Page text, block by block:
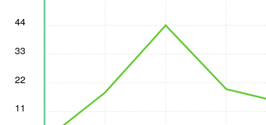
44
33
22
11